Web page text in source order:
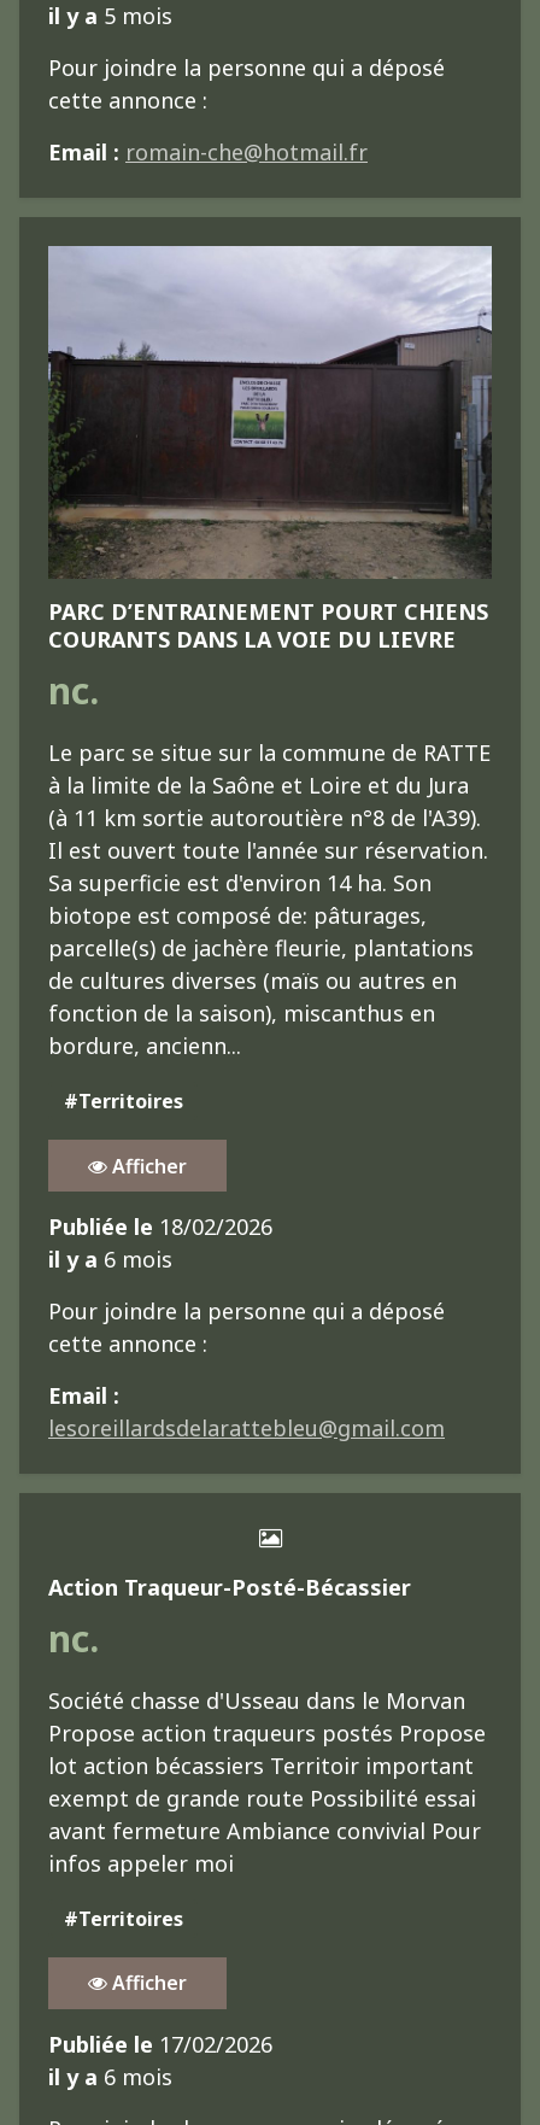
il y a 5 mois
Pour joindre la personne qui a déposé
cette annonce :
Email : romain-che@hotmail.fr
PARC D’ENTRAINEMENT POURT CHIENS
COURANTS DANS LA VOIE DU LIEVRE
nc.
Le parc se situe sur la commune de RATTE
à la limite de la Saône et Loire et du Jura
(à 11 km sortie autoroutière n°8 de l'A39).
Il est ouvert toute l'année sur réservation.
Sa superficie est d'environ 14 ha. Son
biotope est composé de: pâturages,
parcelle(s) de jachère fleurie, plantations
de cultures diverses (maïs ou autres en
fonction de la saison), miscanthus en
bordure, ancienn...
#Territoires
Afficher
Publiée le 18/02/2026
il y a 6 mois
Pour joindre la personne qui a déposé
cette annonce :
Email :
lesoreillardsdelarattebleu@gmail.com
Action Traqueur-Posté-Bécassier
nc.
Société chasse d'Usseau dans le Morvan
Propose action traqueurs postés Propose
lot action bécassiers Territoir important
exempt de grande route Possibilité essai
avant fermeture Ambiance convivial Pour
infos appeler moi
#Territoires
Afficher
Publiée le 17/02/2026
il y a 6 mois